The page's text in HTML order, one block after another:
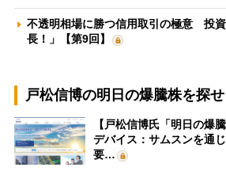
不透明相場に勝つ信用取引の極意 投
長！」【第9回】
戸松信博の明日の爆騰株を探せ
【戸松信博氏「明日の爆
デバイス：サムスンを通
要…